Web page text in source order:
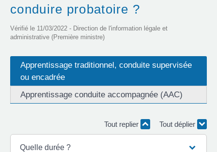
conduire probatoire ?
Vérifié le 11/03/2022 - Direction de l'information légale et
administrative (Première ministre)
Apprentissage traditionnel, conduite supervisée
ou encadrée
Apprentissage conduite accompagnée (AAC)
Tout replier Tout déplier
Quelle durée ?